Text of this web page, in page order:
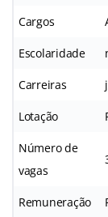
Cargos
Escolaridade
Carreiras
Lotação
Número de
vagas
Remuneração